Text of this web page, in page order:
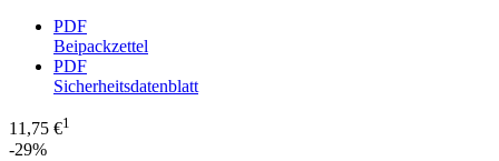
PDF
Beipackzettel
PDF
Sicherheitsdatenblatt
11,75 €1
-29%